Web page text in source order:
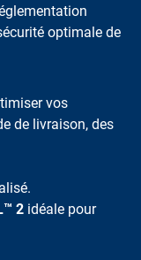
optimale de
vos
de livraison, des
2 idéale pour